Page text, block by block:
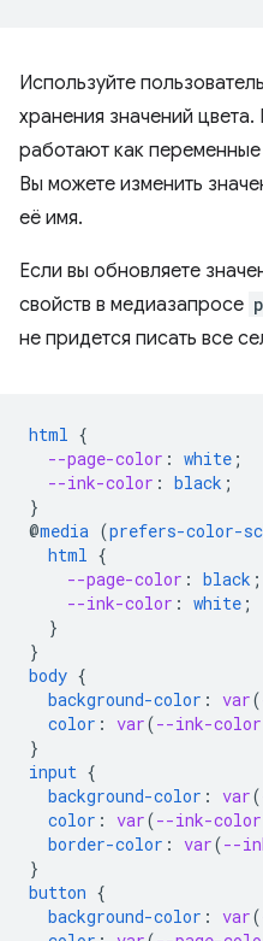
Используйте
хранения значений
работают как
Вы можете изменить
её имя.
Если вы обновляете
свойств в медиазапросе
не придется писать все
html {
--page-color : white ;
--ink-color : black ;
}
@media (prefers-color-
html {
--page-color : black ;
--ink-color : white ;
}
}
body {
background-color : var(
color : var(--ink-color
}
input {
background-color : var(
color : var(--ink-color
border-color : var(--
}
button {
background-color : var(